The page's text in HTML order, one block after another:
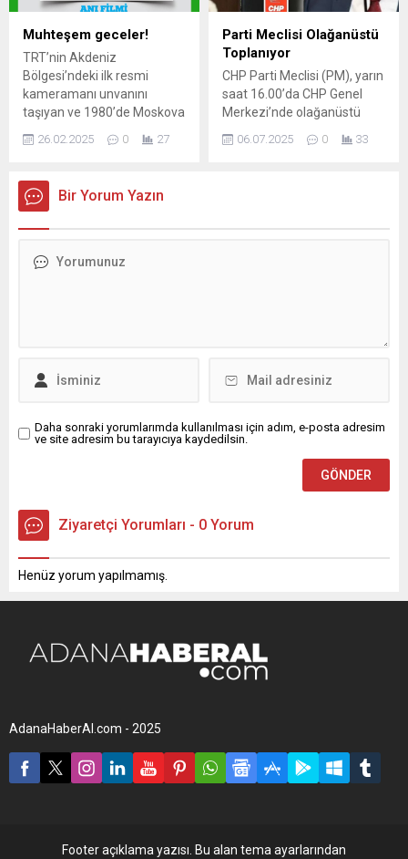
nedeniyle yapılacak kavşak
ve köprü çalışmaları
nedeniyle bölgedeki
arazilere bedeli belirsiz
tarihte ödenmek...
Kocaeli il sınırına doğru
ilerliyor. 9 Eylül akşamında
Kocaeli il merkezinde
olmaları beklenen gençlere
Hendek’te sanatçı Süavi
destek verdi. Bir süre
gençlerle birlikte yürüyen
Süavi, “Bu...
Muhteşem geceler!
TRT’nin Akdeniz
Bölgesi’ndeki ilk resmi
kameramanı unvanını
taşıyan ve 1980’de Moskova
Olimpiyatlarını görüntüleyen
usta gazeteci Yüksel
Son Durağı’ adlı belgeselinin
ardından Giritli mübadil
Büyükşehir Belediyesi
26.02.2025 0 27
Parti Meclisi Olağanüstü
Toplanıyor
CHP Parti Meclisi (PM), yarın
saat 16.00’da CHP Genel
Merkezi’nde olağanüstü
toplanacak. CHP Genel
Başkanı Özgür Özel, Parti
06.07.2025 0 33
Bir Yorum Yazın
Daha sonraki yorumlarımda kullanılması için adım, e-posta adresim
ve site adresim bu tarayıcıya kaydedilsin.
Ziyaretçi Yorumları - 0 Yorum
Henüz yorum yapılmamış.
AdanaHaberAl.com - 2025
Footer açıklama yazısı. Bu alan tema ayarlarından